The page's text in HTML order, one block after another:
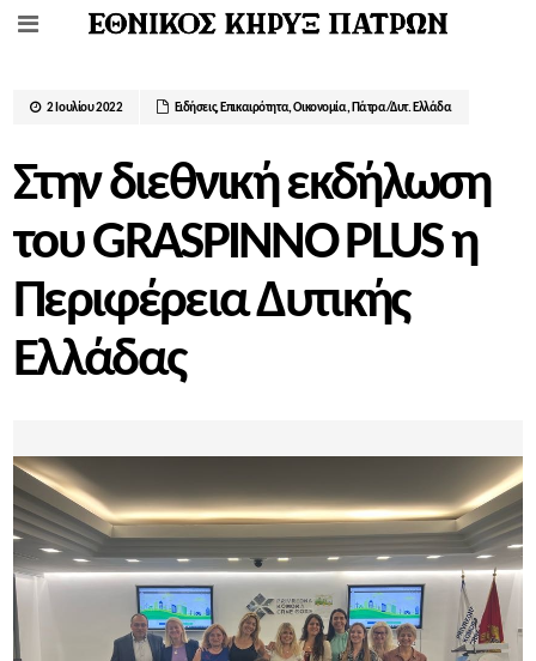
2 Ιουλίου 2022 Ειδήσεις, Επικαιρότητα,Οικονομία, Πάτρα/Δυτ. Ελλάδα
Στην διεθνική εκδήλωση
του GRASPINNO PLUS η
Περιφέρεια Δυτικής
Ελλάδας